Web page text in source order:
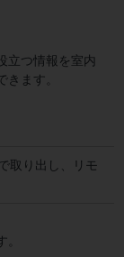
立つ情報を室内
ます。
取り出し、リモ